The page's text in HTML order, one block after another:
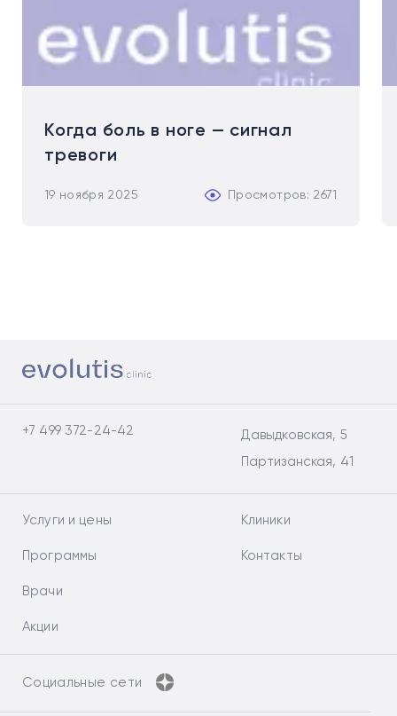
Когда боль в ноге — сигнал
тревоги
19 ноября 2025 Просмотров: 2671
+7 499 372-24-42
Давыдковская, 5
Партизанская, 41
Услуги и цены
Программы
Врачи
Акции
Клиники
Контакты
Социальные сети